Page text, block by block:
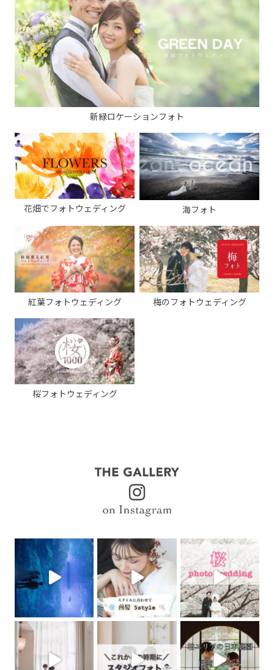
新緑ロケーションフォト
花畑でフォトウェディング 海フォト
紅葉フォトウェディング 梅のフォトウェディング
桜フォトウェディング